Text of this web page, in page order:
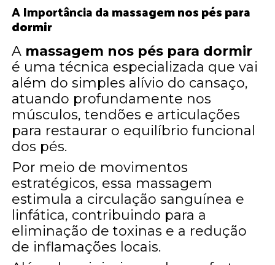
A Importância damassagem nos pés para
dormir
A massagem nos pés para dormir
é uma técnica especializada que vai
além do simples alívio do cansaço,
atuando profundamente nos
músculos, tendões e articulações
para restaurar o equilíbrio funcional
dos pés.
Por meio de movimentos
estratégicos, essa massagem
estimula a circulação sanguínea e
linfática, contribuindo para a
eliminação de toxinas e a redução
de inflamações locais.